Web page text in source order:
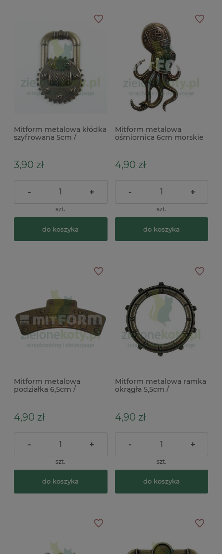
Mitform metalowa kłódka
szyfrowana 5cm /
3,90 zł
- +
szt.
do koszyka
Mitform metalowa
ośmiornica 6cm morskie
4,90 zł
- +
szt.
do koszyka
Mitform metalowa
podziałka 6,5cm /
4,90 zł
- +
szt.
do koszyka
Mitform metalowa ramka
okrągła 5,5cm /
4,90 zł
- +
szt.
do koszyka